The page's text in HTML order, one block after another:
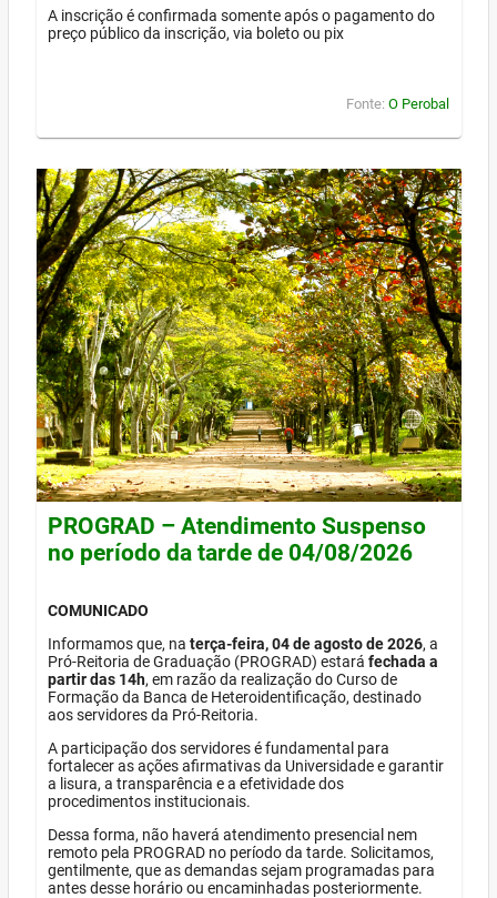
A inscrição é confirmada somente após o pagamento do
preço público da inscrição, via boleto ou pix
Fonte: O Perobal
PROGRAD – Atendimento Suspenso
no período da tarde de 04/08/2026
COMUNICADO
Informamos que, na terça-feira, 04 de agosto de 2026, a
Pró-Reitoria de Graduação (PROGRAD) estará fechada a
partir das 14h, em razão da realização do Curso de
Formação da Banca de Heteroidentificação, destinado
aos servidores da Pró-Reitoria.
A participação dos servidores é fundamental para
fortalecer as ações afirmativas da Universidade e garantir
a lisura, a transparência e a efetividade dos
procedimentos institucionais.
Dessa forma, não haverá atendimento presencial nem
remoto pela PROGRAD no período da tarde. Solicitamos,
gentilmente, que as demandas sejam programadas para
antes desse horário ou encaminhadas posteriormente.